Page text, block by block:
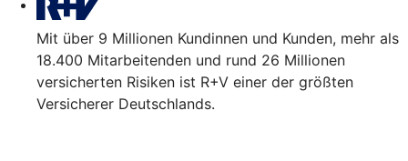
Mit über 9 Millionen Kundinnen und Kunden, mehr als
18.400 Mitarbeitenden und rund 26 Millionen
versicherten Risiken ist R+V einer der größten
Versicherer Deutschlands.